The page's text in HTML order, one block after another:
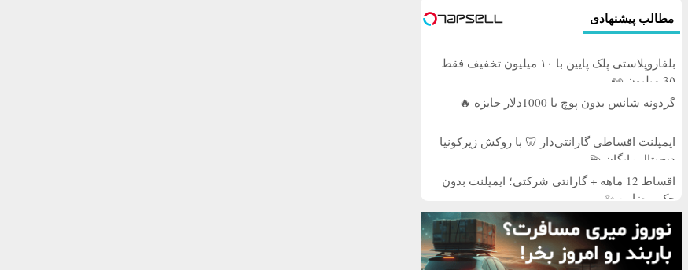
مطالب پیشنهادی
بلفاروپلاستی پلک پایین با ۱۰ میلیون تخفیف فقط
3۵ میلیون 👀
گردونه شانس بدون پوچ با 1000دلار جایزه 🔥
ایمپلنت اقساطی گارانتی‌دار 🦷 با روکش زیرکونیا
دیجیتال رایگان 💫
اقساط 12 ماهه + گارانتی شرکتی؛ ایمپلنت بدون
چک و ضامن ✨